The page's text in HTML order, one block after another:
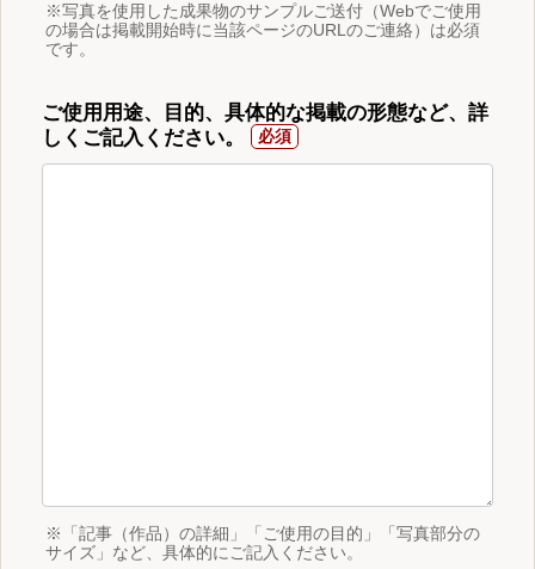
※写真を使用した成果物のサンプルご送付（Webでご使用
の場合は掲載開始時に当該ページのURLのご連絡）は必須
です。
ご使用用途、目的、具体的な掲載の形態など、詳
しくご記入ください。
※「記事（作品）の詳細」「ご使用の目的」「写真部分の
サイズ」など、具体的にご記入ください。